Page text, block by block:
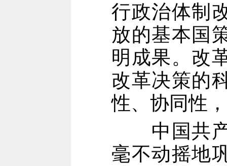
行政治体制
放的基本国
明成果。改
改革决策的
性、协同性
中国共产
毫不动摇地